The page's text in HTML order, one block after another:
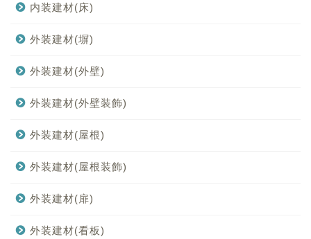
内装建材(床)
外装建材(塀)
外装建材(外壁)
外装建材(外壁装飾)
外装建材(屋根)
外装建材(屋根装飾)
外装建材(扉)
外装建材(看板)